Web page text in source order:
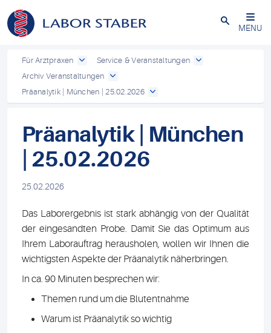
Schließen
MENU
Für Arztpraxen
Service & Veranstaltungen
Archiv Veranstaltungen
Präanalytik | München | 25.02.2026
Präanalytik | München
| 25.02.2026
25.02.2026
Das Laborergebnis ist stark abhängig von der Qualität
der eingesandten Probe. Damit Sie das Optimum aus
Ihrem Laborauftrag herausholen, wollen wir Ihnen die
wichtigsten Aspekte der Präanalytik näherbringen.
In ca. 90 Minuten besprechen wir:
Themen rund um die Blutentnahme
Warum ist Präanalytik so wichtig